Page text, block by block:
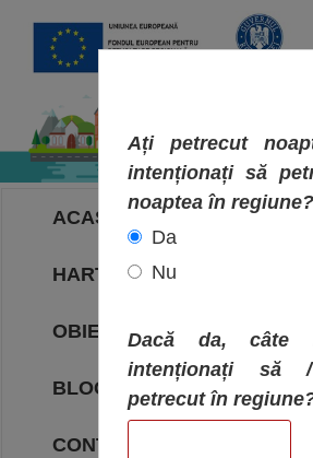
ACASA
HARTA OBIECTIVELOR
OBIECTIVE
BLOG
CONTACT
Ați petrecut
intenționați să
noaptea în regiune?
Da
Nu
Dacă da, câte
intenționați să
petrecut în